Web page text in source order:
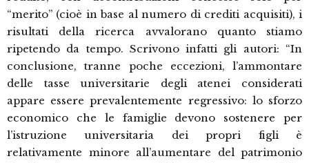
“merito” (cioè in base al numero di crediti acquisiti), i
risultati della ricerca avvalorano quanto stiamo
ripetendo da tempo. Scrivono infatti gli autori: “In
conclusione, tranne poche eccezioni, l’ammontare
delle tasse universitarie degli atenei considerati
appare essere prevalentemente regressivo: lo sforzo
economico che le famiglie devono sostenere per
l’istruzione universitaria dei propri figli è
relativamente minore all’aumentare del patrimonio